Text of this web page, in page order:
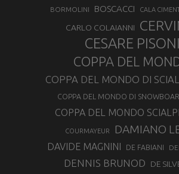
BORMOLINI BOSCACCI CALA
CARLO COLAIANNI
CESARE PISONI
COPPA DEL
COPPA DEL MONDO DI
COPPA DEL MONDO DI
COPPA DEL MONDO
COURMAYEUR DAMIANO
DAVIDE MAGNINI DE FABIANI
DENNIS BRUNOD DE